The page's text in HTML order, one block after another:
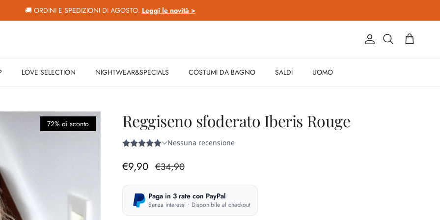
🚚 ORDINI E SPEDIZIONI DI AGOSTO. Leggi le novità >
AccountCerca Carrello
LOVE SELECTION NIGHTWEAR&SPECIALS COSTUMI DA BAGNO SALDI UOMO
72% di sconto Reggiseno sfoderato Iberis Rouge
Prezzo di vendita
€9,90 €34,90
Paga in 3 rate con PayPal
Senza interessi • Disponibile al checkout